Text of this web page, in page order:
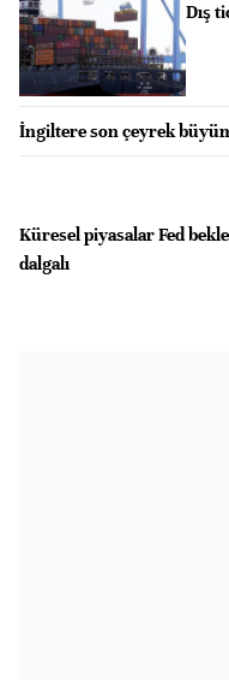
Dış
İngiltere son çeyrek
Küresel piyasalar Fed
dalgalı